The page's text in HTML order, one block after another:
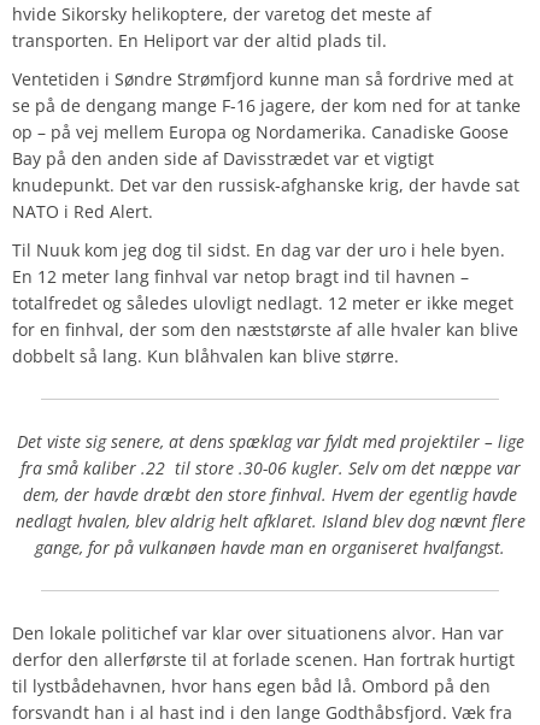
hvide Sikorsky helikoptere, der varetog det meste af
transporten. En Heliport var der altid plads til.
Ventetiden i Søndre Strømfjord kunne man så fordrive med at
se på de dengang mange F-16 jagere, der kom ned for at tanke
op – på vej mellem Europa og Nordamerika. Canadiske Goose
Bay på den anden side af Davisstrædet var et vigtigt
knudepunkt. Det var den russisk-afghanske krig, der havde sat
NATO i Red Alert.
Til Nuuk kom jeg dog til sidst. En dag var der uro i hele byen.
En 12 meter lang finhval var netop bragt ind til havnen –
totalfredet og således ulovligt nedlagt. 12 meter er ikke meget
for en finhval, der som den næststørste af alle hvaler kan blive
dobbelt så lang. Kun blåhvalen kan blive større.
Det viste sig senere, at dens spæklag var fyldt med projektiler – lige
fra små kaliber .22 til store .30-06 kugler. Selv om det næppe var
dem, der havde dræbt den store finhval. Hvem der egentlig havde
nedlagt hvalen, blev aldrig helt afklaret. Island blev dog nævnt flere
gange, for på vulkanøen havde man en organiseret hvalfangst.
Den lokale politichef var klar over situationens alvor. Han var
derfor den allerførste til at forlade scenen. Han fortrak hurtigt
til lystbådehavnen, hvor hans egen båd lå. Ombord på den
forsvandt han i al hast ind i den lange Godthåbsfjord. Væk fra